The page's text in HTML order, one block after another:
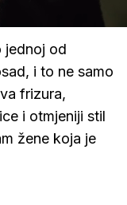
jednoj od
i to ne samo
frizura,
i otmjeniji stil
žene koja je